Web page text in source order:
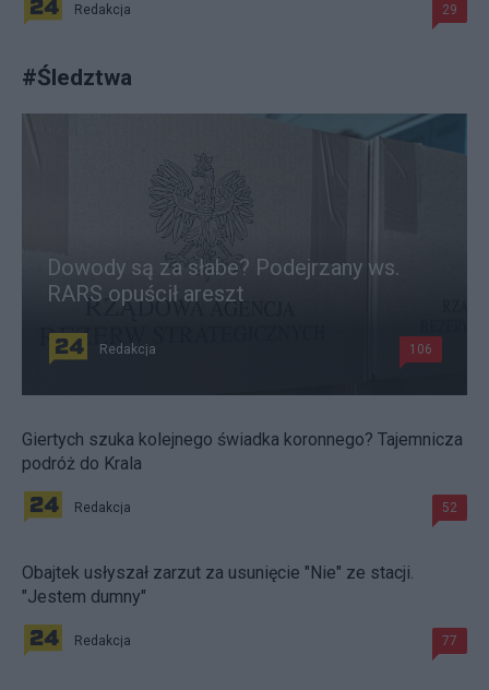
Redakcja 29
#Śledztwa
Dowody są za słabe? Podejrzany ws.
RARS opuścił areszt
Redakcja 106
Giertych szuka kolejnego świadka koronnego? Tajemnicza
podróż do Krala
Redakcja 52
Obajtek usłyszał zarzut za usunięcie "Nie" ze stacji.
"Jestem dumny"
Redakcja 77